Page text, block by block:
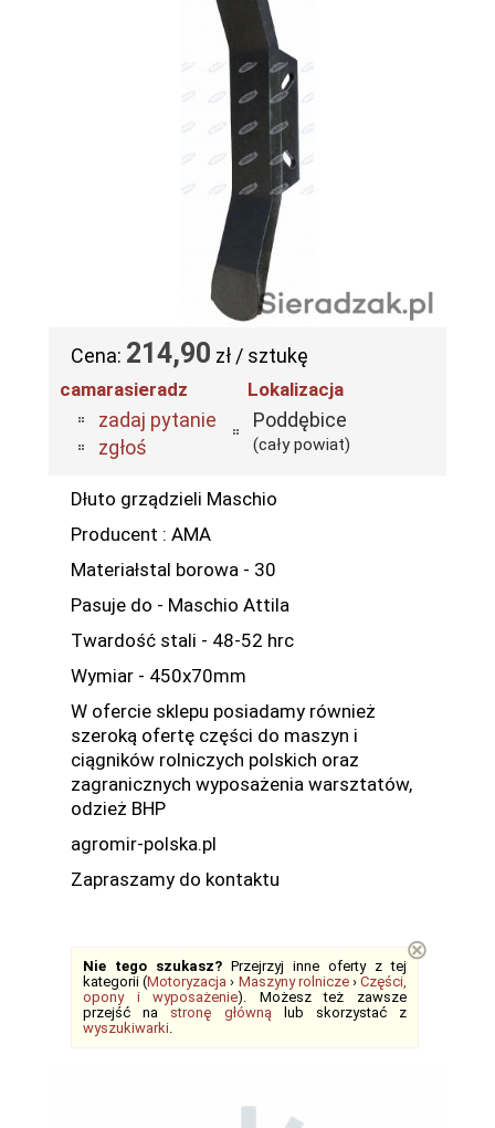
Cena: 214,90 zł / sztukę
camarasieradz
zadaj pytanie
zgłoś
Lokalizacja
Poddębice
(cały powiat)
Dłuto grządzieli Maschio
Producent : AMA
Materiałstal borowa - 30
Pasuje do - Maschio Attila
Twardość stali - 48-52 hrc
Wymiar - 450x70mm
W ofercie sklepu posiadamy również
szeroką ofertę części do maszyn i
ciągników rolniczych polskich oraz
zagranicznych wyposażenia warsztatów,
odzież BHP
agromir-polska.pl
Zapraszamy do kontaktu
Nie tego szukasz? Przejrzyj inne oferty z tej
kategorii (Motoryzacja › Maszyny rolnicze›Części,
opony i wyposażenie). Możesz też zawsze
przejść na stronę głównąlub skorzystać z
wyszukiwarki.
⊗